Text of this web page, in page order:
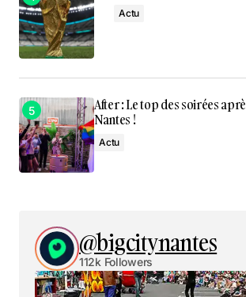
Actu
After : Le top des soirées
Nantes !
Actu
@bigcitynantes
112k Followers